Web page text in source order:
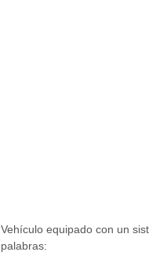
Vehículo equipado con un
palabras: